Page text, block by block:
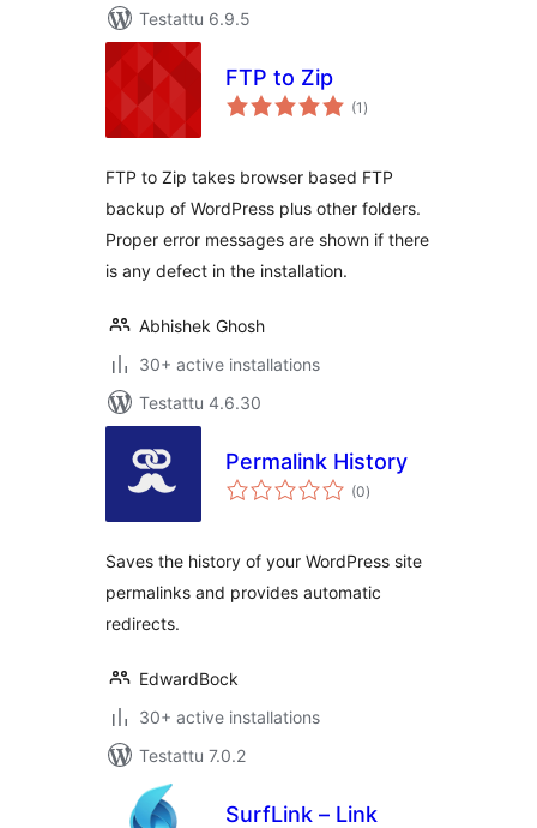
Testattu 6.9.5
FTP to Zip
(1 arvosanat
yhteensä
)
FTP to Zip takes browser based FTP
backup of WordPress plus other folders.
Proper error messages are shown if there
is any defect in the installation.
Abhishek Ghosh
30+ active installations
Testattu 4.6.30
Permalink History
(0arvosanat
yhteensä
)
Saves the history of your WordPress site
permalinks and provides automatic
redirects.
EdwardBock
30+ active installations
Testattu 7.0.2
SurfLink – Link